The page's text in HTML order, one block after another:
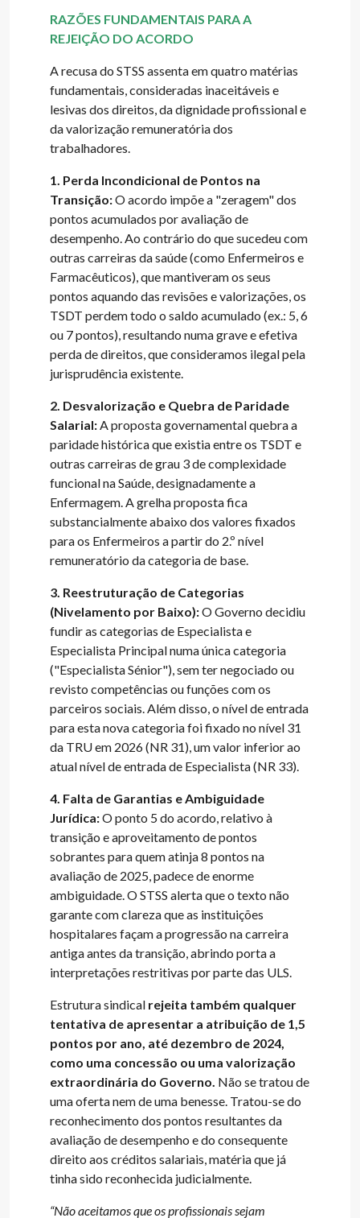
RAZÕES FUNDAMENTAIS PARA A
REJEIÇÃO DO ACORDO
A recusa do STSS assenta em quatro matérias
fundamentais, consideradas inaceitáveis e
lesivas dos direitos, da dignidade profissional e
da valorização remuneratória dos
trabalhadores.
1. Perda Incondicional de Pontos na
Transição:O acordo impõe a "zeragem" dos
pontos acumulados por avaliação de
desempenho. Ao contrário do que sucedeu com
outras carreiras da saúde (como Enfermeiros e
Farmacêuticos), que mantiveram os seus
pontos aquando das revisões e valorizações, os
TSDT perdem todo o saldo acumulado (ex.: 5, 6
ou 7 pontos), resultando numa grave e efetiva
perda de direitos, que consideramos ilegal pela
jurisprudência existente.
2. Desvalorização e Quebra de Paridade
Salarial:A proposta governamental quebra a
paridade histórica que existia entre os TSDT e
outras carreiras de grau 3 de complexidade
funcional na Saúde, designadamente a
Enfermagem. A grelha proposta fica
substancialmente abaixo dos valores fixados
para os Enfermeiros a partir do 2.º nível
remuneratório da categoria de base.
3. Reestruturação de Categorias
(Nivelamento por Baixo):O Governo decidiu
fundir as categorias de Especialista e
Especialista Principal numa única categoria
("Especialista Sénior"), sem ter negociado ou
revisto competências ou funções com os
parceiros sociais. Além disso, o nível de entrada
para esta nova categoria foi fixado no nível 31
da TRU em 2026 (NR 31), um valor inferior ao
atual nível de entrada de Especialista (NR 33).
4. Falta de Garantias e Ambiguidade
Jurídica:O ponto 5 do acordo, relativo à
transição e aproveitamento de pontos
sobrantes para quem atinja 8 pontos na
avaliação de 2025, padece de enorme
ambiguidade. O STSS alerta que o texto não
garante com clareza que as instituições
hospitalares façam a progressão na carreira
antiga antes da transição, abrindo porta a
interpretações restritivas por parte das ULS.
Estrutura sindical rejeita também qualquer
tentativa de apresentar a atribuição de 1,5
pontos por ano, até dezembro de 2024,
como uma concessão ou uma valorização
extraordinária do Governo. Não se tratou de
uma oferta nem de uma benesse. Tratou-se do
reconhecimento dos pontos resultantes da
avaliação de desempenho e do consequente
direito aos créditos salariais, matéria que já
tinha sido reconhecida judicialmente.
“Não aceitamos que os profissionais sejam